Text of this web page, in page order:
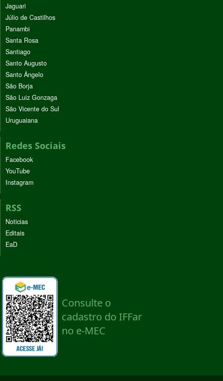
Jaguari
Júlio de Castilhos
Panambi
Santa Rosa
Santiago
Santo Augusto
Santo Ângelo
São Borja
São Luiz Gonzaga
São Vicente do Sul
Uruguaiana
Redes Sociais
Facebook
YouTube
Instagram
RSS
Noticias
Editais
EaD